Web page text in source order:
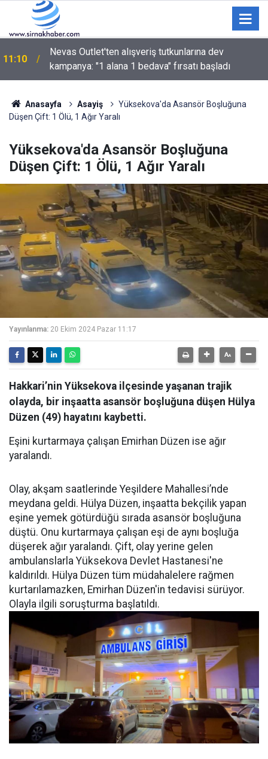
11:10
Nevas Outlet'ten alışveriş tutkunlarına dev
kampanya: "1 alana 1 bedava" fırsatı başladı
Anasayfa Asayiş
Yüksekova'da Asansör Boşluğuna
Düşen Çift: 1 Ölü, 1 Ağır Yaralı
Yüksekova'da Asansör Boşluğuna
Düşen Çift: 1 Ölü, 1 Ağır Yaralı
Yayınlanma: 20 Ekim 2024 Pazar 11:17
Hakkari’nin Yüksekova ilçesinde yaşanan trajik
olayda, bir inşaatta asansör boşluğuna düşen Hülya
Düzen (49) hayatını kaybetti.
Eşini kurtarmaya çalışan Emirhan Düzen ise ağır
yaralandı.
Olay, akşam saatlerinde Yeşildere Mahallesi’nde
meydana geldi. Hülya Düzen, inşaatta bekçilik yapan
eşine yemek götürdüğü sırada asansör boşluğuna
düştü. Onu kurtarmaya çalışan eşi de aynı boşluğa
düşerek ağır yaralandı. Çift, olay yerine gelen
ambulanslarla Yüksekova Devlet Hastanesi'ne
kaldırıldı. Hülya Düzen tüm müdahalelere rağmen
kurtarılamazken, Emirhan Düzen'in tedavisi sürüyor.
Olayla ilgili soruşturma başlatıldı.